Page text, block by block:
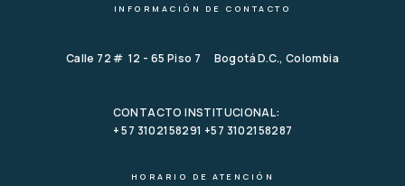
INFORMACIÓN DE CONTACTO
Calle 72 # 12 - 65 Piso 7 Bogotá D.C., Colombia
CONTACTO INSTITUCIONAL:
+ 57 3102158291 +57 3102158287
HORARIO DE ATENCIÓN